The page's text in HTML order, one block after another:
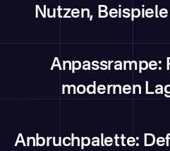
Nutzen,
Anpassrampe:
modernen
Anbruchpalette: